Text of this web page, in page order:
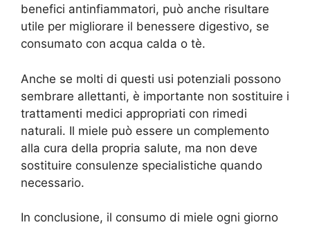
benefici antinfiammatori, può anche risultare
utile per migliorare il benessere digestivo, se
consumato con acqua calda o tè.
Anche se molti di questi usi potenziali possono
sembrare allettanti, è importante non sostituire i
trattamenti medici appropriati con rimedi
naturali. Il miele può essere un complemento
alla cura della propria salute, ma non deve
sostituire consulenze specialistiche quando
necessario.
In conclusione, il consumo di miele ogni giorno